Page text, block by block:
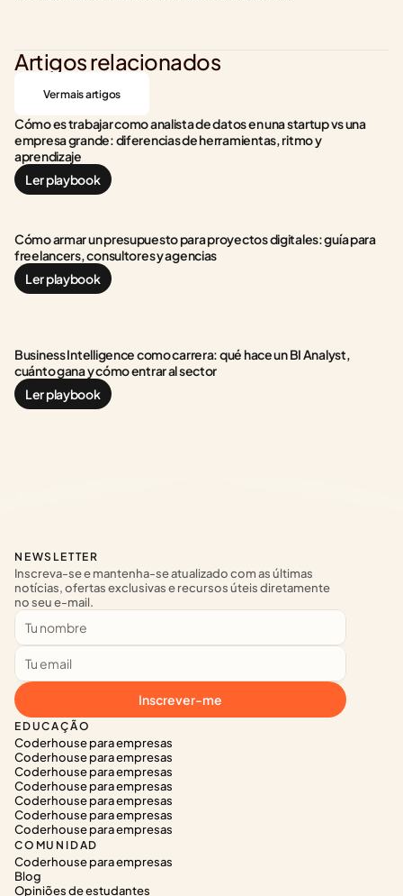
Artigos relacionados
Ver mais artigos
Cómo es trabajar como analista de datos en una startup vs una
empresa grande: diferencias de herramientas, ritmo y
aprendizaje
Ler playbook
Cómo armar un presupuesto para proyectos digitales: guía para
freelancers, consultores y agencias
Ler playbook
Business Intelligence como carrera: qué hace un BI Analyst,
cuánto gana y cómo entrar al sector
Ler playbook
EDUCAÇÃO
Coderhouse para empresas
Coderhouse para empresas
Coderhouse para empresas
Coderhouse para empresas
Coderhouse para empresas
Coderhouse para empresas
Coderhouse para empresas
COMUNIDAD
Coderhouse para empresas
Blog
Opiniões de estudantes
NEWSLETTER
Inscreva-se e mantenha-se atualizado com as últimas
notícias, ofertas exclusivas e recursos úteis diretamente
no seu e-mail.
Inscrever-me